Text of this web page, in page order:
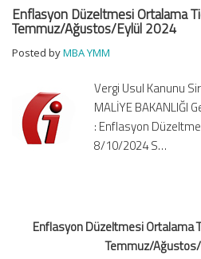
Düzeltmesi
Ortalama
Kredi
Oranları
–
Temmuz/Ağustos/Eylül
2024
Enflasyon Düzeltmesi Ortalama
Temmuz/Ağustos/Eylül 2024
Posted byMBA YMM
Vergi Usul Kanunu
MALİYE BAKANLIĞI
: Enflasyon
8/10/2024 S…
Enflasyon Düzeltmesi Ortalama
Temmuz/